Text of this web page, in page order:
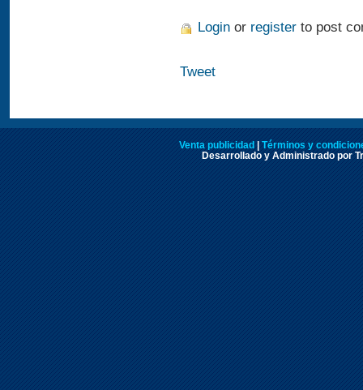
Login or register to post
Tweet
Venta publicidad
Términos y
Desarrollado y Administrado por